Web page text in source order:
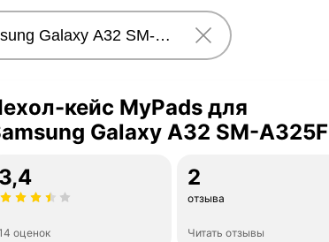
кейс MyPads для
Galaxy A32 SM-A325F
3,4
оценок
2
отзыва
Читать отзывы